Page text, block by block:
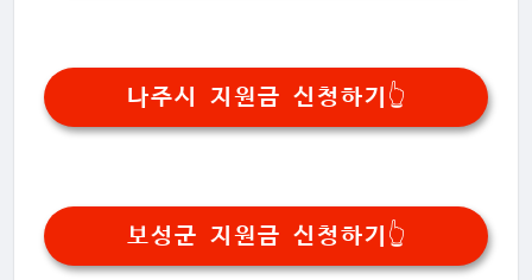
나주시 지원금 신청하기👆️
보성군 지원금 신청하기👆️